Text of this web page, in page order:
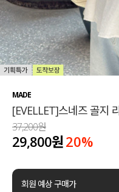
하객룩
살안타템
110사이즈
티셔츠
팬츠
셔츠
MADE
[EVELLET]스네즈 골지
37,200원
29,800원 20%
회원 예상 구매가